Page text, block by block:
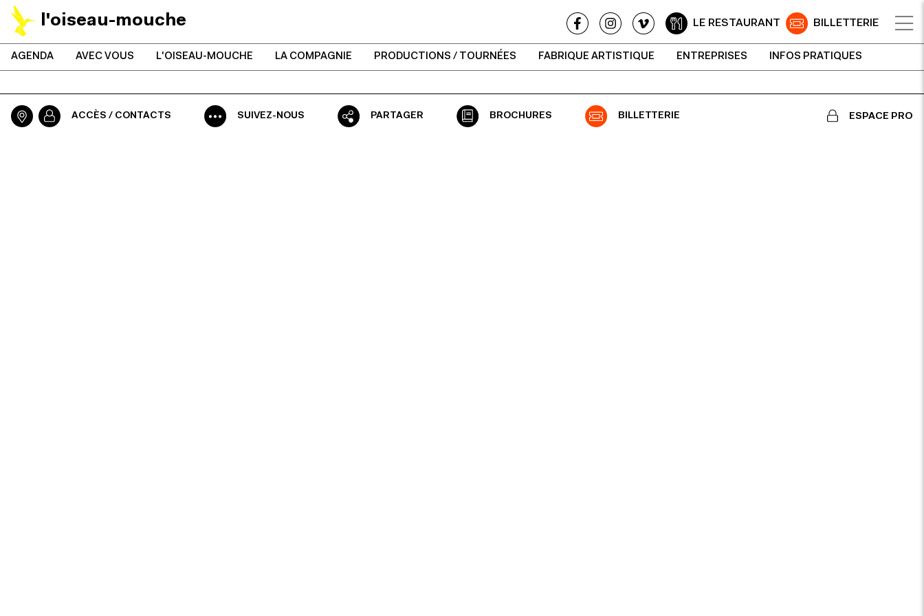
l'oiseau-mouche LE RESTAURANT BILLETTERIE
AGENDA AVEC VOUS L'OISEAU-MOUCHE LA COMPAGNIE PRODUCTIONS / TOURNÉES FABRIQUE ARTISTIQUE ENTREPRISES INFOS PRATIQUES
ACCÈS / CONTACTS SUIVEZ-NOUS PARTAGER BROCHURES BILLETTERIE ESPACE PRO